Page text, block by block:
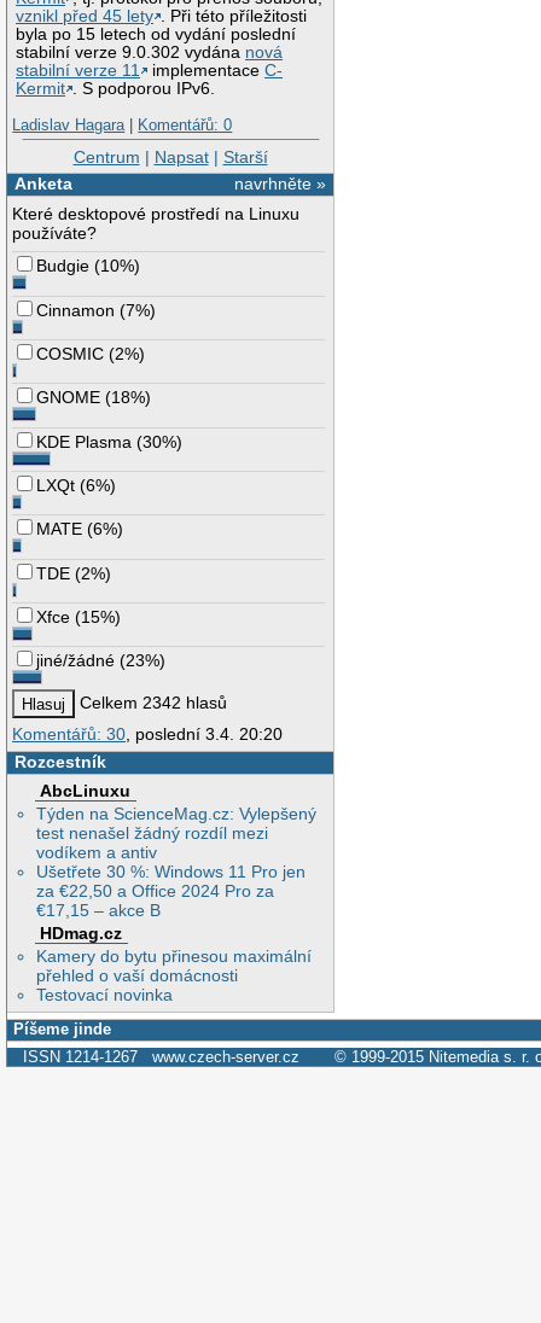
vznikl před 45 lety . Při této příležitosti
byla po 15 letech od vydání poslední
stabilní verze 9.0.302 vydána nová
stabilní verze 11
implementaceC-
Kermit . S podporou IPv6.
Ladislav Hagara| Komentářů: 0
Centrum | Napsat| Starší
navrhněte »
Anketa
Které desktopové prostředí na Linuxu
používáte?
Budgie (10%)
Cinnamon (7%)
COSMIC (2%)
GNOME (18%)
KDE Plasma (30%)
LXQt (6%)
MATE (6%)
TDE (2%)
Xfce (15%)
jiné/žádné (23%)
Celkem 2342 hlasů
Komentářů: 30 , poslední 3.4. 20:20
Rozcestník
AbcLinuxu
Týden na ScienceMag.cz: Vylepšený
test nenašel žádný rozdíl mezi
vodíkem a antiv
Ušetřete 30 %: Windows 11 Pro jen
za €22,50 a Office 2024 Pro za
€17,15 – akce B
HDmag.cz
Kamery do bytu přinesou maximální
přehled o vaší domácnosti
Testovací novinka
Píšeme jinde
ISSN 1214-1267 www.czech-server.cz © 1999-2015 Nitemedia s. r.